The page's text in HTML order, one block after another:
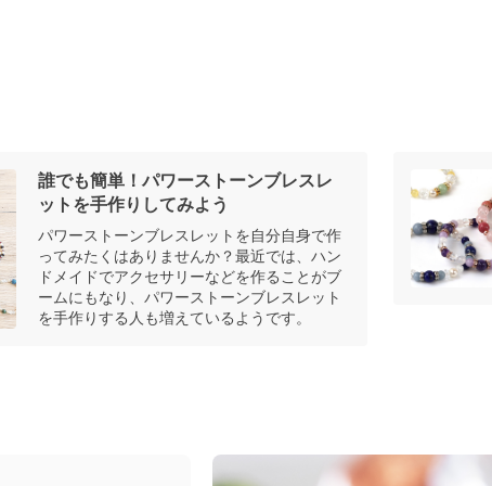
誰でも簡単！パワーストーンブレスレ
ットを手作りしてみよう
パワーストーンブレスレットを自分自身で作
ってみたくはありませんか？最近では、ハン
ドメイドでアクセサリーなどを作ることがブ
ームにもなり、パワーストーンブレスレット
を手作りする人も増えているようです。